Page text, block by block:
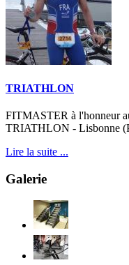
TRIATHLON
FITMASTER à l'honneur
TRIATHLON - Lisbonne
Lire la suite ...
Galerie